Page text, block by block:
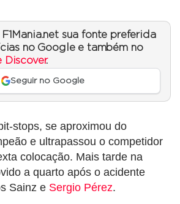
F1Mania.net sua fonte preferida
no Google e também no
Discover.
Seguir no Google
stops, se aproximou do
e ultrapassou o competidor
colocação. Mais tarde na
a quarto após o acidente
Sainz e Sergio Pérez.